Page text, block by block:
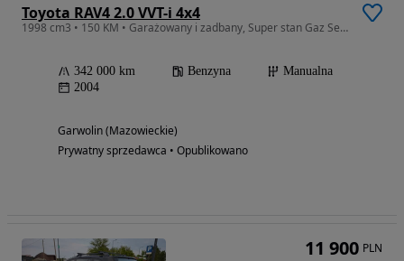
Toyota RAV4 2.0 VVT-i 4x4
1998 cm3 • 150 KM • Garażowany i zadbany, Super stan Gaz Sekwencja
342 000 km Benzyna
Manualna
2004
Garwolin (Mazowieckie)
Prywatny sprzedawca • Opublikowano
11 900 PLN